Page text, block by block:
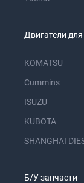
Двигатели
KOMATSU
Cummins
ISUZU
KUBOTA
SHANGHAI
Б/У запчасти